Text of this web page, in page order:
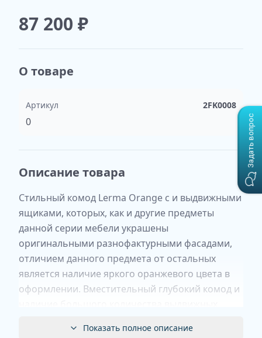
87 200 ₽
О товаре
Артикул 2FK0008
0
Описание товара
Стильный комод Lerma Orange с и выдвижными
ящиками, которых, как и другие предметы
данной серии мебели украшены
оригинальными разнофактурными фасадами,
отличием данного предмета от остальных
является наличие яркого оранжевого цвета в
оформлении. Вместительный глубокий комод и
удобством использовать его в качестве
Показать полное описание
Задать вопрос